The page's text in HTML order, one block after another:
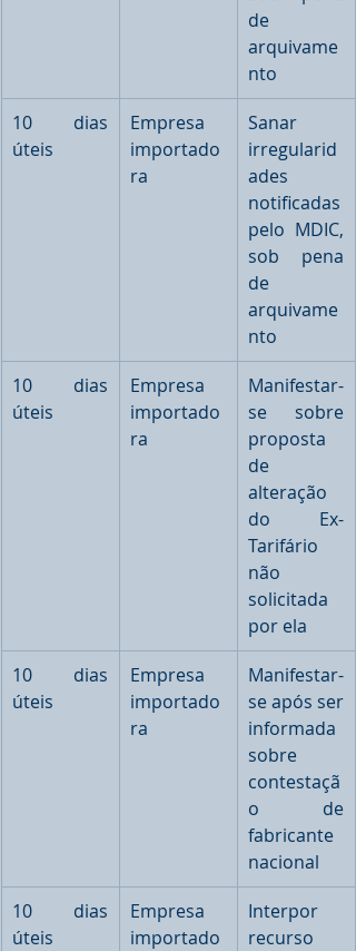
de
arquivame
nto
10 dias
úteis
Empresa
importado
ra
Sanar
irregularid
ades
notificadas
pelo MDIC,
sob pena
de
arquivame
nto
10 dias
úteis
Empresa
importado
ra
Manifestar-
se sobre
proposta
de
alteração
do Ex-
Tarifário
não
solicitada
por ela
10 dias
úteis
Empresa
importado
ra
Manifestar-
se após ser
informada
sobre
contestaçã
o de
fabricante
nacional
10 dias
úteis
Empresa
importado
Interpor
recurso